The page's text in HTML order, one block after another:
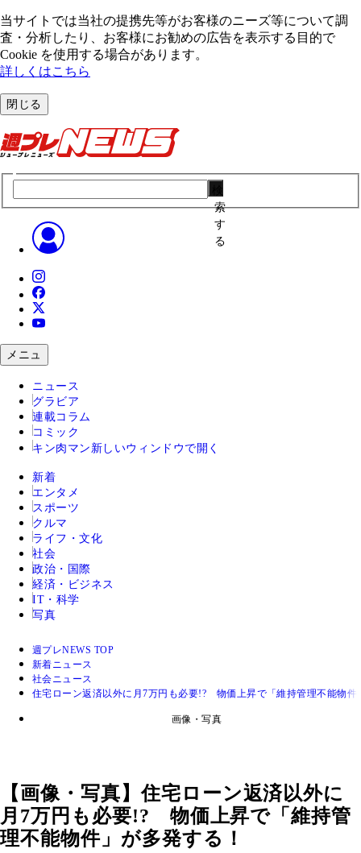
当サイトでは当社の提携先等がお客様のニーズ等について調
査・分析したり、お客様にお勧めの広告を表⽰する⽬的で
Cookie を使⽤する場合があります。
詳しくはこちら
閉じる
索
す
る
メニュ
ニュース
グラビア
連載コラム
コミック
キン肉マン 新しいウィンドウで開く
新着
エンタメ
スポーツ
クルマ
ライフ・文化
社会
政治・国際
経済・ビジネス
IT・科学
写真
週プレNEWS TOP
新着ニュース
社会ニュース
住宅ローン返済以外に月7万円も必要!? 物価上昇で「維持管理不能物件
画像・写真
【画像・写真】住宅ローン返済以外に
月7万円も必要!? 物価上昇で「維持管
理不能物件」が多発する！